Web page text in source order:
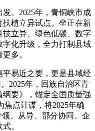
。2025年，青铜峡市成
植立异试点。坐正在新
立异、绿色低碳、数字
化升级，全力打制县域
多。
易近之要，更是县域经
2025年，回族自治区青
要》，锚定全国质量强
焦点计谋，将2025年确
、从导、部分协同、企
。